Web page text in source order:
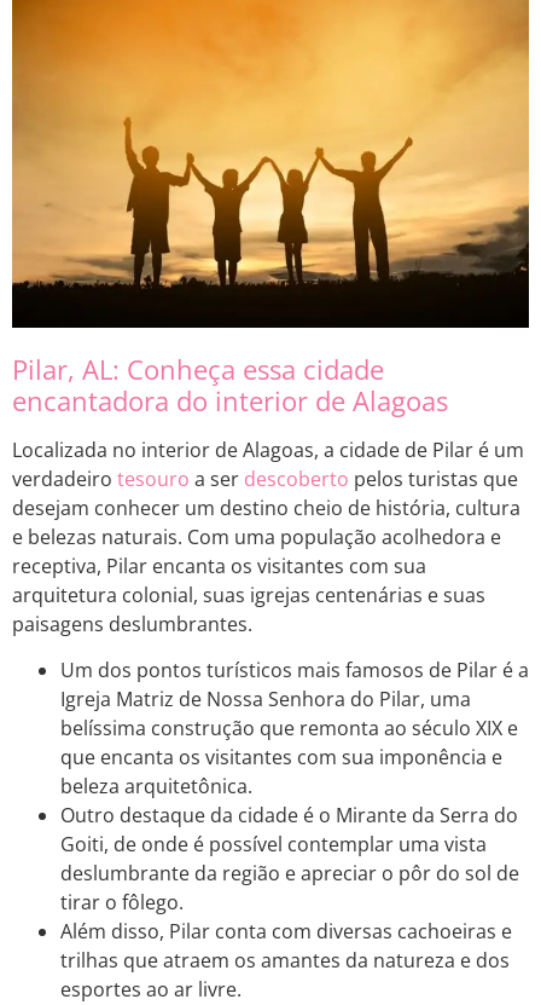
Pilar, AL: Conheça essa cidade
encantadora do interior de Alagoas
Localizada no interior de Alagoas, a cidade de Pilar é um
verdadeiro tesouro a ser descoberto pelos turistas que
desejam conhecer um destino cheio de história, cultura
e belezas naturais. Com uma população acolhedora e
receptiva, Pilar encanta os visitantes com sua
arquitetura colonial, suas igrejas centenárias e suas
paisagens deslumbrantes.
Um dos pontos turísticos mais famosos de Pilar é a
Igreja Matriz de Nossa Senhora do Pilar, uma
belíssima construção que remonta ao século XIX e
que encanta os visitantes com sua imponência e
beleza arquitetônica.
Outro destaque da cidade é o Mirante da Serra do
Goiti, de onde é possível contemplar uma vista
deslumbrante da região e apreciar o pôr do sol de
tirar o fôlego.
Além disso, Pilar conta com diversas cachoeiras e
trilhas que atraem os amantes da natureza e dos
esportes ao ar livre.